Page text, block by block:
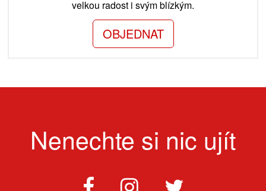
velkou radost i svým blízkým.
OBJEDNAT
Nenechte si nic ujít